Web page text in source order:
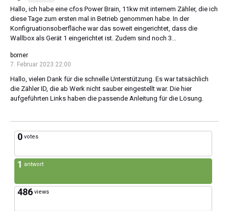
Hallo, ich habe eine cfos Power Brain, 11kw mit internem Zähler, die ich
diese Tage zum ersten mal in Betrieb genommen habe. In der
Konfigruationsoberfläche war das soweit eingerichtet, dass die
Wallbox als Gerät 1 eingerichtet ist. Zudem sind noch 3...
borner
7. Februar 2023 22:00
Hallo, vielen Dank für die schnelle Unterstützung. Es war tatsächlich
die Zähler ID, die ab Werk nicht sauber eingestellt war. Die hier
aufgeführten Links haben die passende Anleitung für die Lösung.
0 votes
1 antwort
486 views